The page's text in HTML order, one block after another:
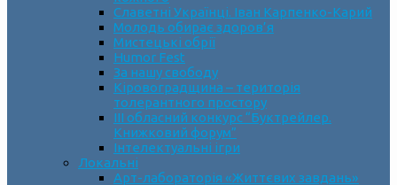
Славетні Українці. Іван Карпенко-Карий
Молодь обирає здоров’я
Мистецькі обрії
Humor Fest
За нашу свободу
Кіровоградщина – територія
толерантного простору
ІII обласний конкурс “Буктрейлер.
Книжковий форум”
Інтелектуальні ігри
Локальні
Арт-лабораторія «Життєвих завдань»